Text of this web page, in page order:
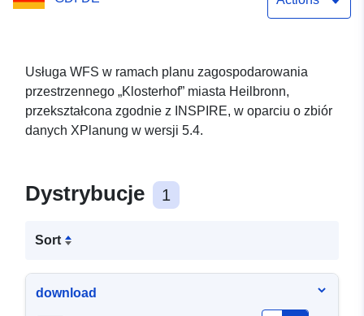
Usługa WFS w ramach planu zagospodarowania
przestrzennego „Klosterhof” miasta Heilbronn,
przekształcona zgodnie z INSPIRE, w oparciu o zbiór
danych XPlanung w wersji 5.4.
Dystrybucje 1
Sort
download